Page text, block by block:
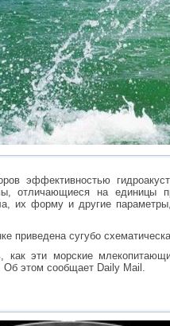
эффективностью
отличающиеся на единицы
их форму и другие
приведена сугубо
эти морские
Об этом сообщает Daily Mail.